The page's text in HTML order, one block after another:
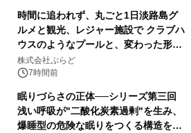
時間に追われず、丸ごと1日淡路島グ
ルメと観光、レジャー施設で クラブハ
ウスのようなプールと、変わった形の
サウナも 「THE BOXY AWAJI」のお
得な素泊まり連泊プランで
株式会社ぷらど
7時間前
眠りづらさの正体──シリーズ第三回
浅い呼吸が"二酸化炭素過剰"を生み、
爆睡型の危険な眠りをつくる構造を解